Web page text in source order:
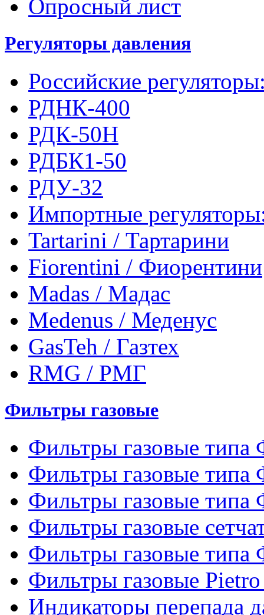
Опросный лист
Регуляторы давления
Российские
РДНК-400
РДК-50Н
РДБК1-50
РДУ-32
Импортные
Tartarini / Тартарини
Fiorentini / Фиорентини
Madas / Мадас
Medenus / Меденус
GasTeh / Газтех
RMG / РМГ
Фильтры газовые
Фильтры газовые типа
Фильтры газовые
Фильтры газовые
Фильтры газовые
Фильтры газовые
Фильтры газовые
Индикаторы перепада